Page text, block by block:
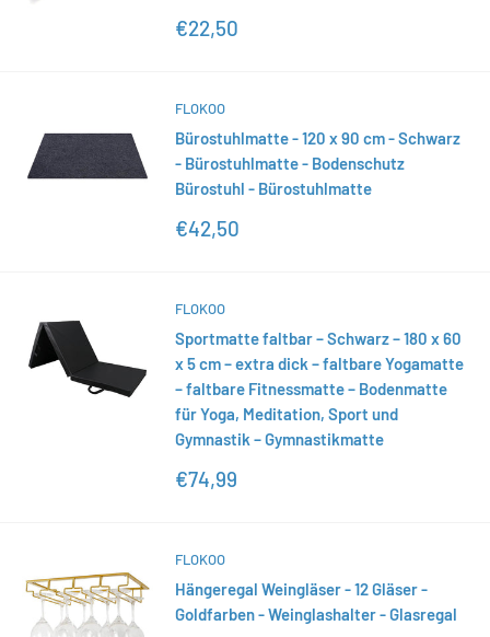
Sonderpreis
€22,50
FLOKOO
Bürostuhlmatte - 120 x 90 cm - Schwarz
- Bürostuhlmatte - Bodenschutz
Bürostuhl - Bürostuhlmatte
Sonderpreis
€42,50
FLOKOO
Sportmatte faltbar – Schwarz – 180 x 60
x 5 cm – extra dick – faltbare Yogamatte
– faltbare Fitnessmatte – Bodenmatte
für Yoga, Meditation, Sport und
Gymnastik – Gymnastikmatte
Sonderpreis
€74,99
FLOKOO
Hängeregal Weingläser - 12 Gläser -
Goldfarben - Weinglashalter - Glasregal